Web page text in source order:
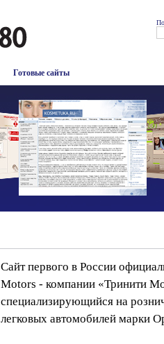
Готовые сайты
Сайт первого в России
Motors - компании «Тринити
специализирующийся на
легковых автомобилей марки